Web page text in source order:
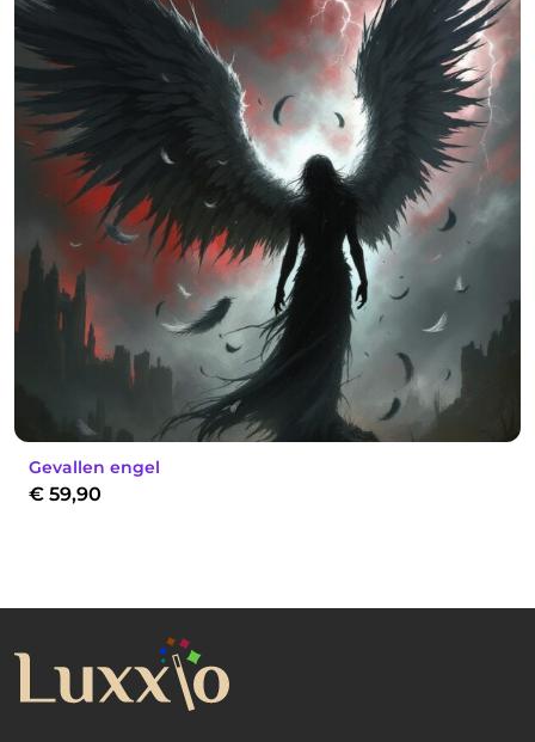
Gevallen engel
€ 59,90